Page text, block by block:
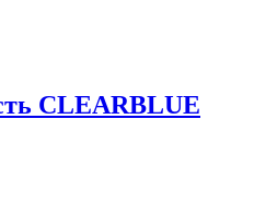
CLEARBLUE